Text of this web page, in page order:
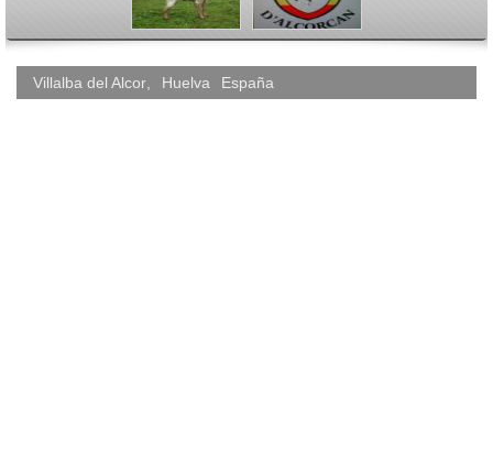
Villalba del Alcor Huelva España